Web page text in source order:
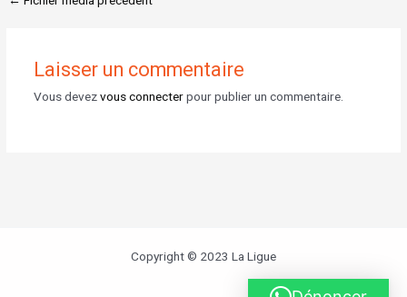
Laisser un commentaire
Vous devezvous connecterpour publier un commentaire.
Copyright © 2023 La Ligue